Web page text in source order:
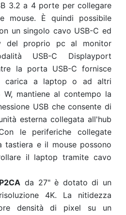
3.2 a 4 porte per collegare
mouse. È quindi possibile
un singolo cavo USB-C ed
del proprio pc al monitor
USB-C Displayport
la porta USB-C fornisce
carica a laptop o ad altri
mantiene al contempo la
USB che consente di
esterna collegata all'hub
le periferiche collegate
tastiera e il mouse possono
il laptop tramite cavo
da 27" è dotato di un
4K. La nitidezza
densità di pixel su un